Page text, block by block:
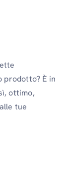
prodotto? È in
ottimo,
tue